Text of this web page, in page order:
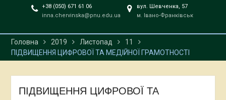
ДУХОМ ТА ОЗБРОЄНІ
+38 (050) 671 61 06
inna.chervinska@pnu.edu.ua
вул. Шевченка, 57
м. Івано-Франківськ
Головна 2019 Листопад
11
ПІДВИЩЕННЯ ЦИФРОВОЇ ТА МЕДІЙНОЇ ГРАМОТНОСТІ
ПІДВИЩЕННЯ ЦИФРОВОЇ ТА